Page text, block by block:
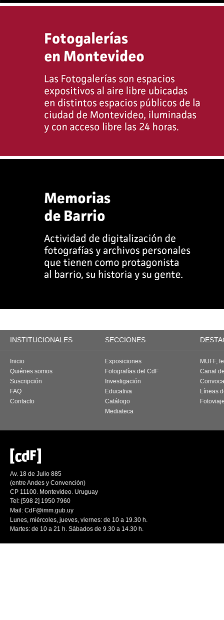
INSTITUCIONALES SECCIONES
Inicio
Quiénes somos
Suscripción
FAQ
Contacto
Exposiciones
Fotografías del CdF
Investigación
Educativa
Catálogo
Mediateca
MUFF,
Canal
Líneas
Av. 18 de Julio 885
(entre Andes y Convención)
CP 11100. Montevideo. Uruguay
Tel: [598 2] 1950 7960
Mail: CdF@imm.gub.uy
Lunes, miércoles, jueves, viernes: de 10 a 19.30 h.
Martes: de 10 a 21 h. Sábados de 9.30 a 14.30 h.